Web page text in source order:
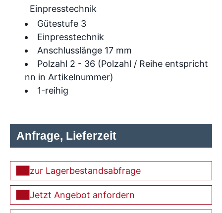
Gütestufe 3
Einpresstechnik
Anschlusslänge 17 mm
Polzahl 2 - 36 (Polzahl / Reihe entspricht
nn in Artikelnummer)
1-reihig
Einpresstechnik
Anfrage, Lieferzeit
zur Lagerbestandsabfrage
Jetzt Angebot anfordern